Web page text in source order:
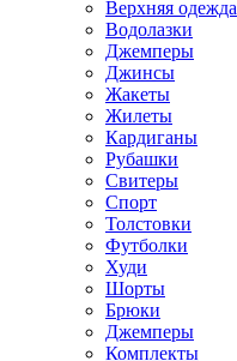
Верхняя одежда
Водолазки
Джемперы
Джинсы
Жакеты
Жилеты
Кардиганы
Рубашки
Свитеры
Спорт
Толстовки
Футболки
Худи
Шорты
Брюки
Джемперы
Комплекты